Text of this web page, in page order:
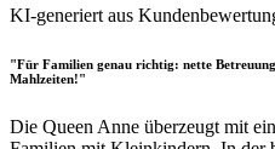
KI-generiert aus
"Für Familien genau richtig: nette
Mahlzeiten!"
Die Queen Anne überzeugt mit